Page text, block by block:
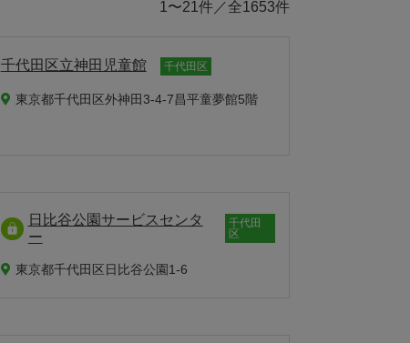
1〜21件／全1653件
千代田区立神田児童館 千代田区
東京都千代田区外神田3-4-7昌平童夢館5階
日比谷公園サービスセンタ
ー
千代田
区
東京都千代田区日比谷公園1-6